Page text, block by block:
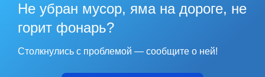
Не убран мусор, яма на дороге, не
горит фонарь?
Столкнулись с проблемой — сообщите о ней!